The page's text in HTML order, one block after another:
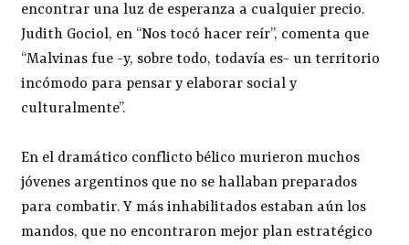
encontrar una luz de esperanza a cualquier precio.
Judith Gociol, en “Nos tocó hacer reír”, comenta que
“Malvinas fue -y, sobre todo, todavía es- un territorio
incómodo para pensar y elaborar social y
culturalmente”.
En el dramático conflicto bélico murieron muchos
jóvenes argentinos que no se hallaban preparados
para combatir. Y más inhabilitados estaban aún los
mandos, que no encontraron mejor plan estratégico